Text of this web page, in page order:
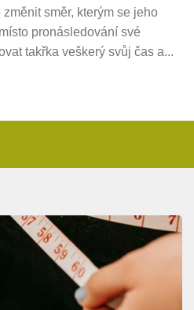
směr, kterým se jeho
pronásledování své
takřka veškerý svůj čas a...